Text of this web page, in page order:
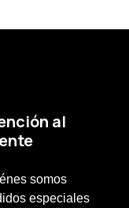
al
somos
especiales